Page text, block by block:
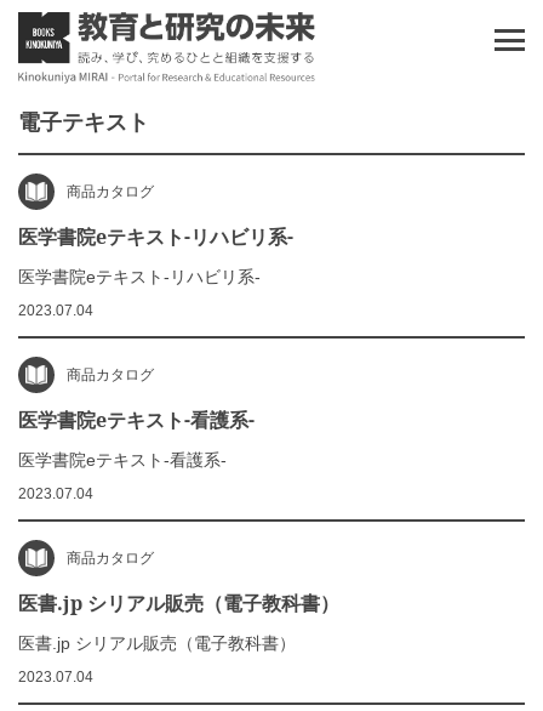
電子テキスト
商品カタログ
医学書院eテキスト-リハビリ系‐
医学書院eテキスト-リハビリ系‐
2023.07.04
商品カタログ
医学書院eテキスト-看護系-
医学書院eテキスト-看護系-
2023.07.04
商品カタログ
医書.jp シリアル販売（電子教科書）
医書.jp シリアル販売（電子教科書）
2023.07.04